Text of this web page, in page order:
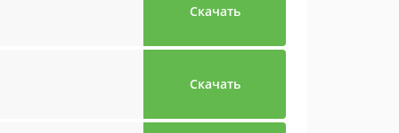
Скачать
Скачать